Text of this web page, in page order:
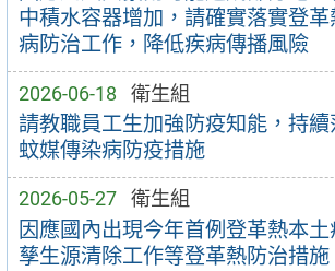
中積水容器增加，請確實落實登
病防治工作，降低疾病傳播風險
2026-06-18 衛生組
請教職員工生加強防疫知能，持
蚊媒傳染病防疫措施
2026-05-27 衛生組
因應國內出現今年首例登革熱本
孳生源清除工作等登革熱防治措施